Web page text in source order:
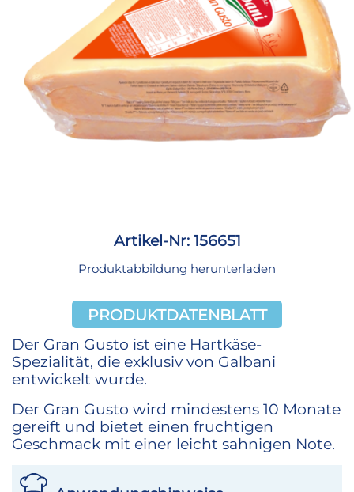
Artikel-Nr: 156651
Produktabbildung herunterladen
PRODUKTDATENBLATT
Der Gran Gusto ist eine Hartkäse-
Spezialität, die exklusiv von Galbani
entwickelt wurde.
Der Gran Gusto wird mindestens 10 Monate
gereift und bietet einen fruchtigen
Geschmack mit einer leicht sahnigen Note.